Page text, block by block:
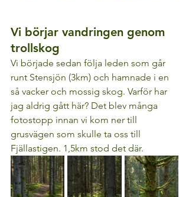
Vi börjar vandringen genom
trollskog
Vi började sedan följa leden som går
runt Stensjön (3km) och hamnade i en
så vacker och mossig skog. Varför har
jag aldrig gått här? Det blev många
fotostopp innan vi kom ner till
grusvägen som skulle ta oss till
Fjällastigen. 1,5km stod det där.